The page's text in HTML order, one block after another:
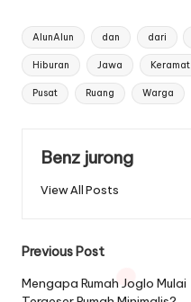
Tags:
AlunAlun dan dari
Hiburan Jawa Keramat
Pusat Ruang Warga
Benz jurong
View All Posts
Post
navigation
Previous Post
Mengapa Rumah Joglo Mulai